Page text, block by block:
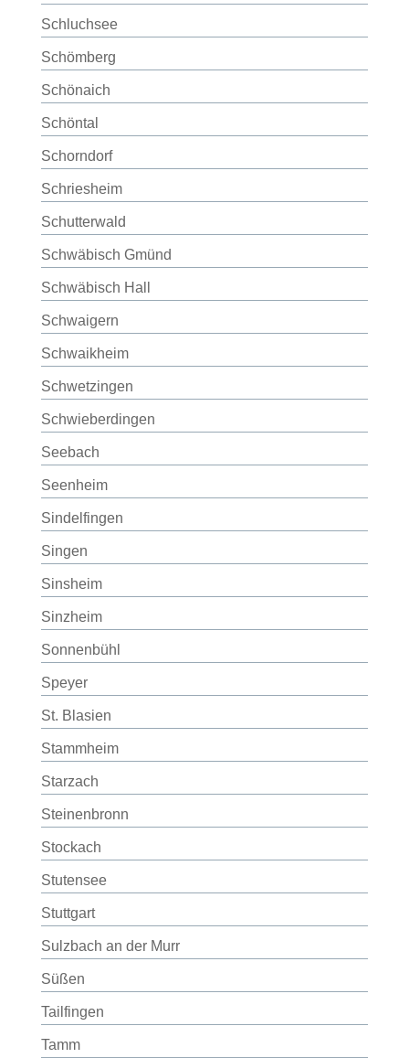
Schluchsee
Schömberg
Schönaich
Schöntal
Schorndorf
Schriesheim
Schutterwald
Schwäbisch Gmünd
Schwäbisch Hall
Schwaigern
Schwaikheim
Schwetzingen
Schwieberdingen
Seebach
Seenheim
Sindelfingen
Singen
Sinsheim
Sinzheim
Sonnenbühl
Speyer
St. Blasien
Stammheim
Starzach
Steinenbronn
Stockach
Stutensee
Stuttgart
Sulzbach an der Murr
Süßen
Tailfingen
Tamm